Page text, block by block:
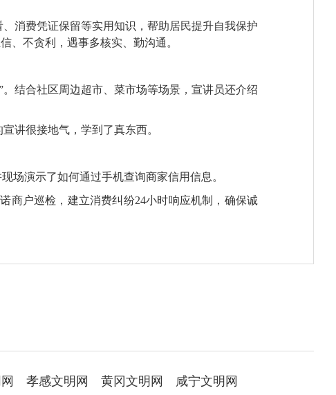
消费凭证保留等实用知识，帮助居民提升自我保护
、不贪利，遇事多核实、勤沟通。
结合社区周边超市、菜市场等场景，宣讲员还介绍
讲很接地气，学到了真东西。
场演示了如何通过手机查询商家信用信息。
商户巡检，建立消费纠纷24小时响应机制，确保诚
孝感文明网 黄冈文明网 咸宁文明网